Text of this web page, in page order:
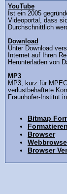
YouTube
Ist ein 2005
Videoportal, dass
Durchschnittlich
Download
Unter Download
Internet auf Ihren
Herunterladen von
MP3
MP3, kurz für
verlustbehaftete
Fraunhofer-Institut
Bitmap
Formatieren
Browser
Browser